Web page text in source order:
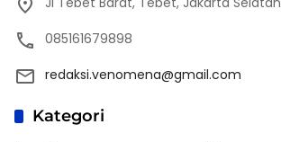
085161679898
redaksi.venomena@gmail.com
Kategori